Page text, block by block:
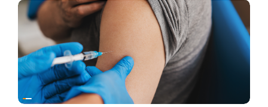
Weekblad 't Pallieterke